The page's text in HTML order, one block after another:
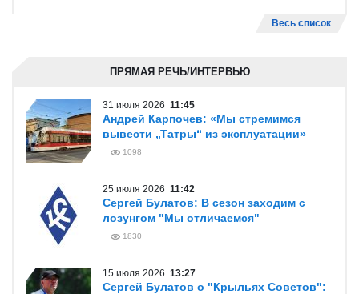
Весь список
ПРЯМАЯ РЕЧЬ/ИНТЕРВЬЮ
31 июля 2026 11:45
Андрей Карпочев: «Мы стремимся
вывести „Татры“ из эксплуатации»
1098
25 июля 2026 11:42
Сергей Булатов: В сезон заходим с
лозунгом "Мы отличаемся"
1830
15 июля 2026 13:27
Сергей Булатов о "Крыльях Советов":